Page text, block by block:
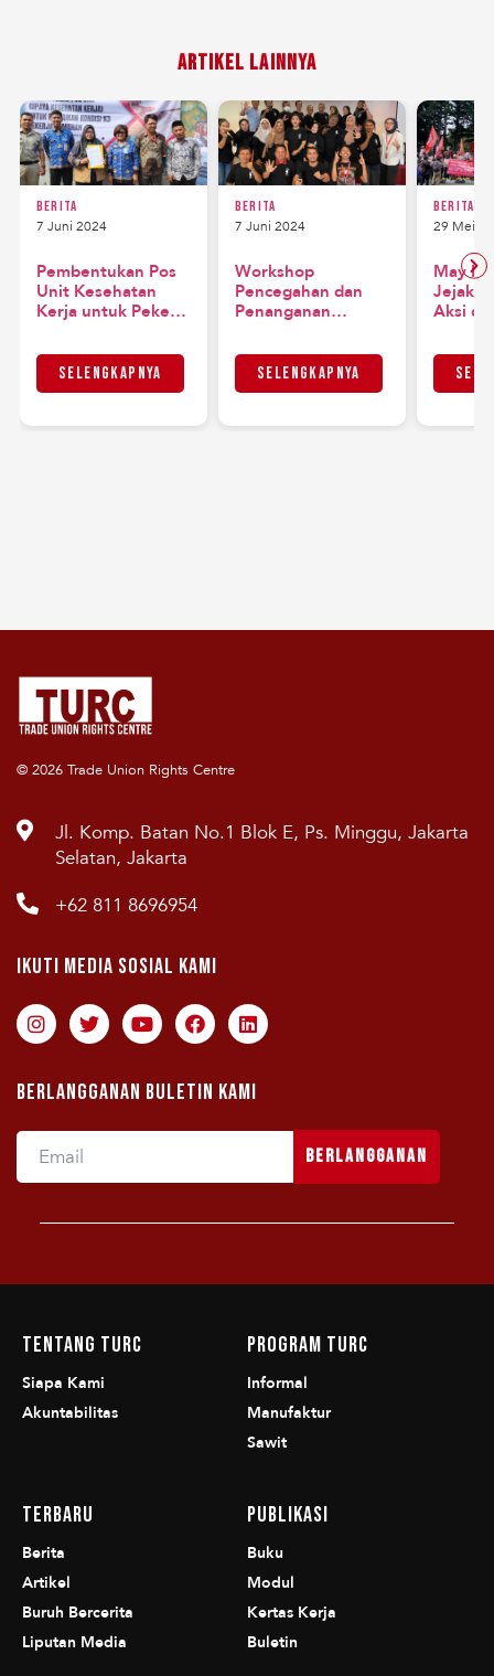
Artikel Lainnya
Berita
7 Juni 2024
Pembentukan Pos
Unit Kesehatan
Kerja untuk Pekerja
Muara, Jakarta
Utara
Selengkapnya
Berita
7 Juni 2024
Workshop
Pencegahan dan
Penanganan
di Industri Sawit
Kalimantan Selatan
Selengkapnya
Berita
29 Mei
May
Jejak
Aksi di
© 2026 Trade Union Rights Centre
Jl. Komp. Batan No.1 Blok E, Ps. Minggu, Jakarta
Selatan, Jakarta
+62 811 8696954
Ikuti Media Sosial Kami
Berlangganan Buletin Kami
Berlangganan
Tentang TURC
Siapa Kami
Akuntabilitas
Program TURC
Informal
Manufaktur
Sawit
Terbaru
Berita
Artikel
Buruh Bercerita
Liputan Media
Publikasi
Buku
Modul
Kertas Kerja
Buletin